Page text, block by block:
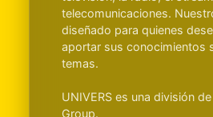
telecomunicaciones.
diseñado para quienes
aportar sus conocimientos
temas.
UNIVERS es una división
Group.